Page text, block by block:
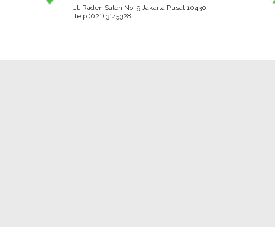
Jl. Raden Saleh No. 9 Jakarta Pusat 10430
Telp (021) 3145328